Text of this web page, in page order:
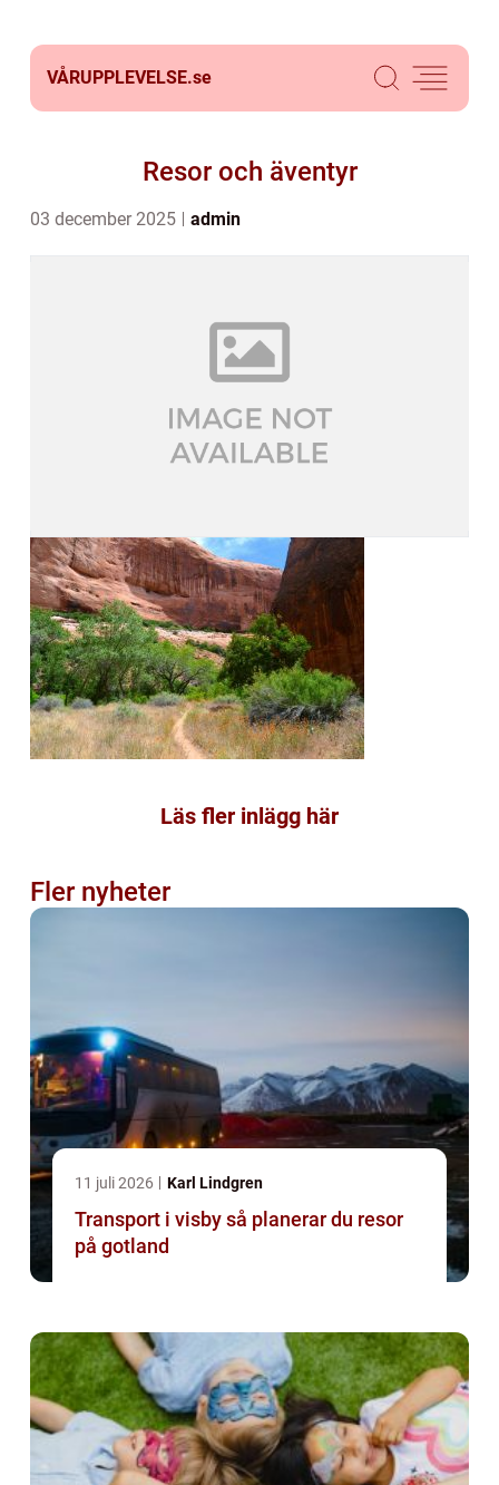
VÅRUPPLEVELSE.se
Resor och äventyr
03 december 2025 admin
Läs fler inlägg här
Fler nyheter
11 juli 2026 Karl Lindgren
Transport i visby så planerar du resor
på gotland